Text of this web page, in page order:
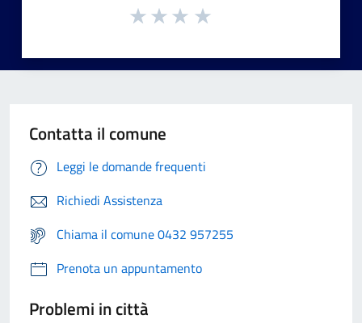
Contatta il comune
Leggi le domande frequenti
Richiedi Assistenza
Chiama il comune 0432 957255
Prenota un appuntamento
Problemi in città